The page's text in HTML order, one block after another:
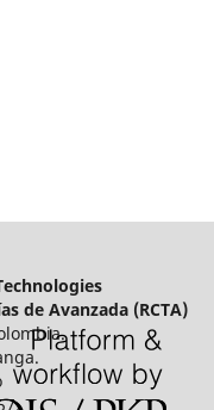
de Avanzada (RCTA)